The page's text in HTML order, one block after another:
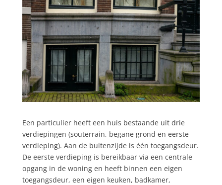
Een particulier heeft een huis bestaande uit drie
verdiepingen (souterrain, begane grond en eerste
verdieping). Aan de buitenzijde is één toegangsdeur.
De eerste verdieping is bereikbaar via een centrale
opgang in de woning en heeft binnen een eigen
toegangsdeur, een eigen keuken, badkamer,